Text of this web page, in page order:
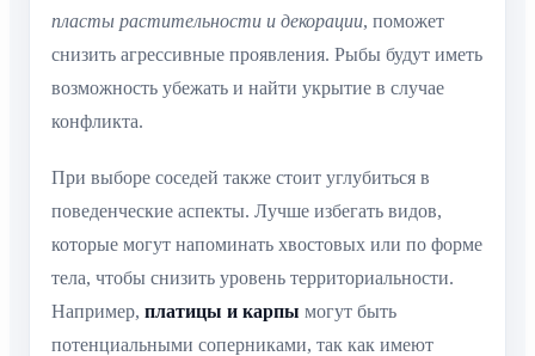
пласты растительности и декорации, поможет
снизить агрессивные проявления. Рыбы будут иметь
возможность убежать и найти укрытие в случае
конфликта.
При выборе соседей также стоит углубиться в
поведенческие аспекты. Лучше избегать видов,
которые могут напоминать хвостовых или по форме
тела, чтобы снизить уровень территориальности.
Например, платицы и карпы могут быть
потенциальными соперниками, так как имеют